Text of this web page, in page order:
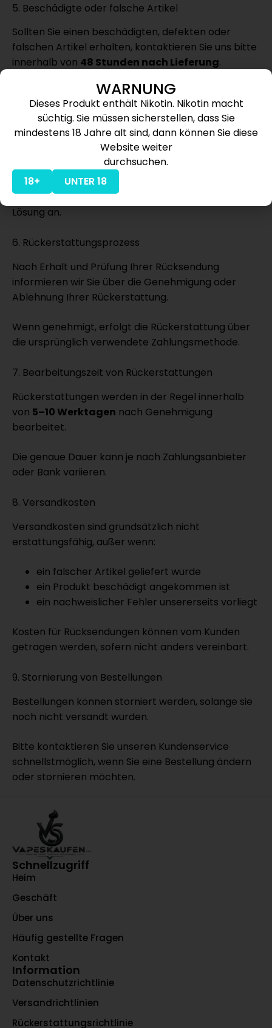
5. Beschädigte oder falsche Artikel
Sollten Sie einen beschädigten, defekten oder
falschen Artikel erhalten, kontaktieren Sie uns bitte
innerhalb von 48 Stunden nach Lieferung.
Ihre Bestellnummer
eine kurze Beschreibung des Problems
Fotos des beschädigten oder falschen
Produkts
Wir prüfen den Fall und bieten eine geeignete
Lösung an.
6. Rückerstattungsprozess
Nach Erhalt und Prüfung Ihrer Rücksendung
informieren wir Sie über die Genehmigung oder
Ablehnung Ihrer Rückerstattung.
Wenn genehmigt, erfolgt die Rückerstattung über
die ursprünglich verwendete Zahlungsmethode.
7. Bearbeitungszeit von Rückerstattungen
Rückerstattungen werden in der Regel innerhalb
von 5–10 Werktagen nach Genehmigung
bearbeitet.
Die genaue Dauer kann je nach Zahlungsanbieter
oder Bank variieren.
8. Versandkosten
Versandkosten sind grundsätzlich nicht
erstattungsfähig, außer wenn:
ein falscher Artikel geliefert wurde
ein Produkt beschädigt angekommen ist
ein nachweislicher Fehler unsererseits vorliegt
Kosten für Rücksendungen können vom Kunden
getragen werden, sofern nicht anders vereinbart.
9. Stornierung von Bestellungen
Bestellungen können storniert werden, solange sie
noch nicht versandt wurden.
Bitte kontaktieren Sie unseren Kundenservice
schnellstmöglich, wenn Sie eine Bestellung ändern
oder stornieren möchten.
Schnellzugriff
Heim
Geschäft
Über uns
Häufig gestellte Fragen
Kontakt
Information
Datenschutzrichtlinie
Versandrichtlinien
Rückerstattungsrichtlinie
WARNUNG
Dieses Produkt enthält Nikotin. Nikotin macht
süchtig. Sie müssen sicherstellen, dass Sie
mindestens 18 Jahre alt sind, dann können Sie diese
Website weiter
durchsuchen.
18+
UNTER 18